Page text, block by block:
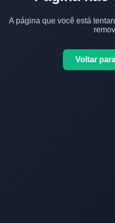
A página que você está
Voltar